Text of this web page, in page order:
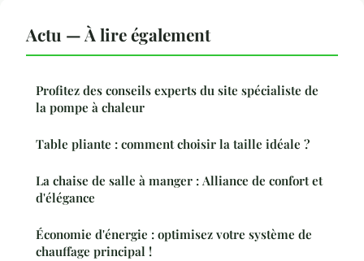
Actu — À lire également
Profitez des conseils experts du site spécialiste de
la pompe à chaleur
Table pliante : comment choisir la taille idéale ?
La chaise de salle à manger : Alliance de confort et
d'élégance
Économie d'énergie : optimisez votre système de
chauffage principal !